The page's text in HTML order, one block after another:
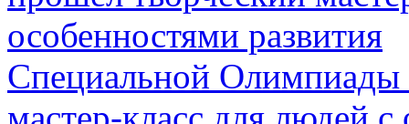
Специальной Олимпиады